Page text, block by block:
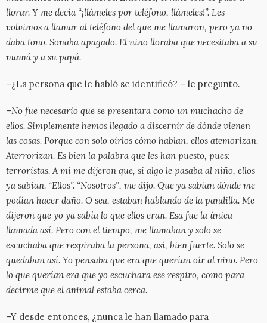
llorar. Y me decía “¡llámeles por teléfono, llámeles!”. Les
volvimos a llamar al teléfono del que me llamaron, pero ya no
daba tono. Sonaba apagado. El niño lloraba que necesitaba a su
mamá y a su papá.
–¿La persona que le habló se identificó? – le pregunto.
–No fue necesario que se presentara como un muchacho de
ellos. Simplemente hemos llegado a discernir de dónde vienen
las cosas. Porque con solo oírlos cómo hablan, ellos atemorizan.
Aterrorizan. Es bien la palabra que les han puesto, pues:
terroristas. A mí me dijeron que, si algo le pasaba al niño, ellos
ya sabían. “Ellos”. “Nosotros”, me dijo. Que ya sabían dónde me
podían hacer daño. O sea, estaban hablando de la pandilla. Me
dijeron que yo ya sabía lo que ellos eran. Esa fue la única
llamada así. Pero con el tiempo, me llamaban y solo se
escuchaba que respiraba la persona, así, bien fuerte. Solo se
quedaban así. Yo pensaba que era que querían oír al niño. Pero
lo que querían era que yo escuchara ese respiro, como para
decirme que el animal estaba cerca.
–Y desde entonces, ¿nunca le han llamado para